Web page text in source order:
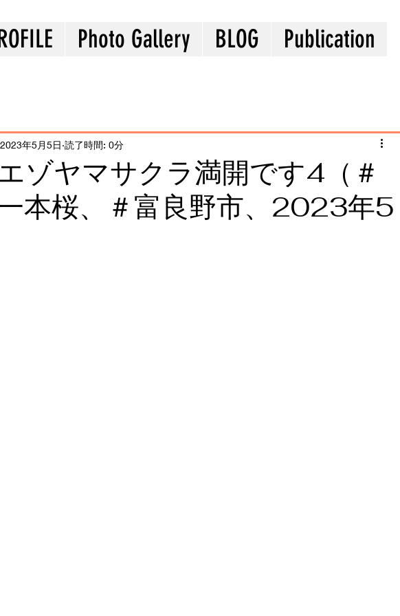
Photo Gallery BLOG Publication
ゾヤマサクラ満開です4（＃
本桜、＃富良野市、2023年5
2023年5月5日 読了時間: 0分